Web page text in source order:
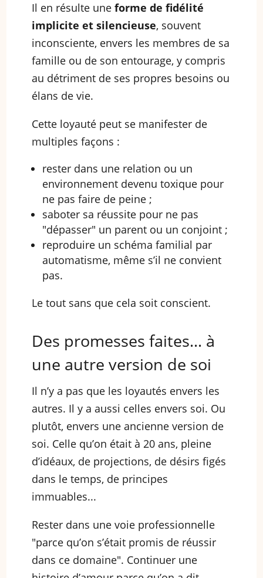
Il en résulte une forme de fidélité
implicite et silencieuse, souvent
inconsciente, envers les membres de sa
famille ou de son entourage, y compris
au détriment de ses propres besoins ou
élans de vie.
Cette loyauté peut se manifester de
multiples façons :
rester dans une relation ou un
environnement devenu toxique pour
ne pas faire de peine ;
saboter sa réussite pour ne pas
"dépasser" un parent ou un conjoint ;
reproduire un schéma familial par
automatisme, même s’il ne convient
pas.
Le tout sans que cela soit conscient.
Des promesses faites... à
une autre version de soi
Il n’y a pas que les loyautés envers les
autres. Il y a aussi celles envers soi. Ou
plutôt, envers une ancienne version de
soi. Celle qu’on était à 20 ans, pleine
d’idéaux, de projections, de désirs figés
dans le temps, de principes
immuables...
Rester dans une voie professionnelle
"parce qu’on s’était promis de réussir
dans ce domaine". Continuer une